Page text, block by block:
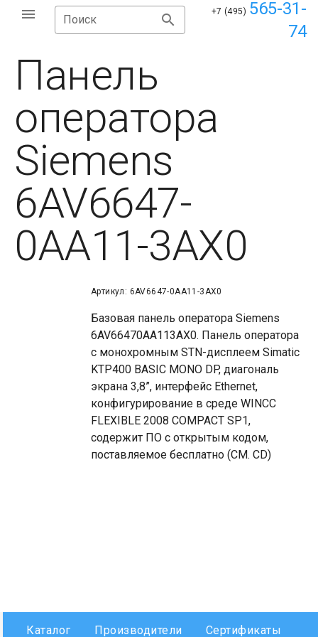
Поиск
+7 (495) 565-31-
74
Панель
оператора
Siemens
6AV6647-
0AA11-3AX0
Артикул: 6AV6647-0AA11-3AX0
Базовая панель оператора Siemens
6AV66470AA113AX0. Панель оператора
с монохромным STN-дисплеем Simatic
KTP400 BASIC MONO DP, диагональ
экрана 3,8”, интерфейс Ethernet,
конфигурирование в среде WINCC
FLEXIBLE 2008 COMPACT SP1,
содержит ПО с открытым кодом,
поставляемое бесплатно (СМ. CD)
Каталог Производители Сертификаты